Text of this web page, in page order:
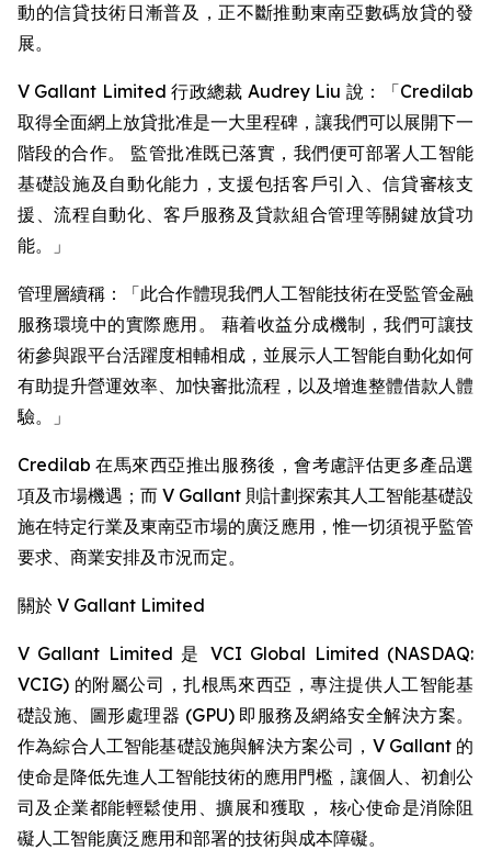
動的信貸技術日漸普及，正不斷推動東南亞數碼放貸的發
展。
V Gallant Limited 行政總裁 Audrey Liu 說：「Credilab
取得全面網上放貸批准是一大里程碑，讓我們可以展開下一
階段的合作。 監管批准既已落實，我們便可部署人工智能
基礎設施及自動化能力，支援包括客戶引入、信貸審核支
援、流程自動化、客戶服務及貸款組合管理等關鍵放貸功
能。」
管理層續稱：「此合作體現我們人工智能技術在受監管金融
服務環境中的實際應用。 藉着收益分成機制，我們可讓技
術參與跟平台活躍度相輔相成，並展示人工智能自動化如何
有助提升營運效率、加快審批流程，以及增進整體借款人體
驗。」
Credilab 在馬來西亞推出服務後，會考慮評估更多產品選
項及市場機遇；而 V Gallant 則計劃探索其人工智能基礎設
施在特定行業及東南亞市場的廣泛應用，惟一切須視乎監管
要求、商業安排及市況而定。
關於 V Gallant Limited
V Gallant Limited 是 VCI Global Limited (NASDAQ:
VCIG) 的附屬公司，扎根馬來西亞，專注提供人工智能基
礎設施、圖形處理器 (GPU) 即服務及網絡安全解決方案。
作為綜合人工智能基礎設施與解決方案公司，V Gallant 的
使命是降低先進人工智能技術的應用門檻，讓個人、初創公
司及企業都能輕鬆使用、擴展和獲取， 核心使命是消除阻
礙人工智能廣泛應用和部署的技術與成本障礙。